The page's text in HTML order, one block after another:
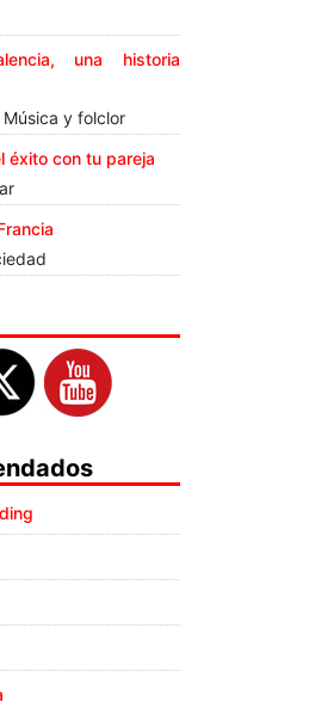
una historia
y folclor
éxito con tu pareja